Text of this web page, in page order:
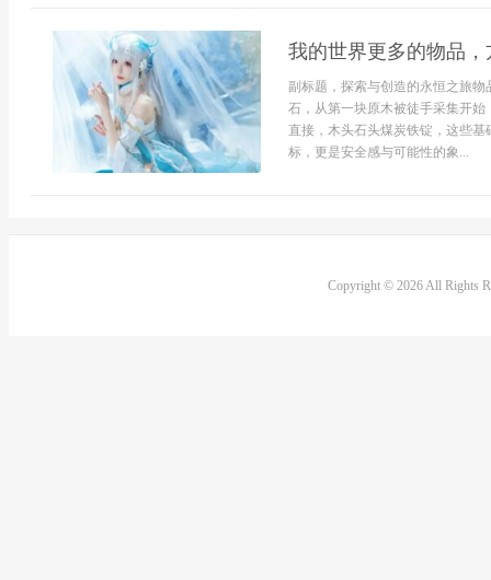
我的世界更多的物品
副标题，探索与创造的永恒之旅
石，从第一块原木被徒手采集开
直接，木头石头煤炭铁锭，这些
标，更是安全感与可能性的象...
Copyright © 2026 All Rights